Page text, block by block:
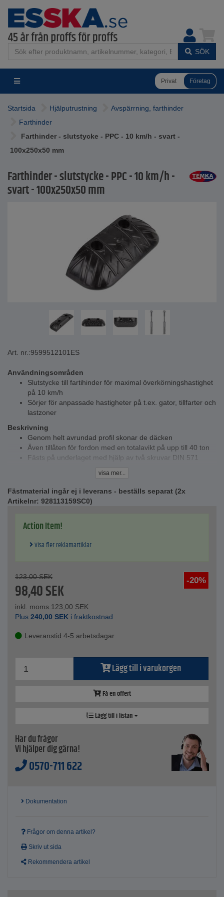
SÖK
Privat Företag
Startsida Hjälputrustning
Avspärrning, farthinder
Farthinder
Farthinder - slutstycke - PPC - 10 km/h - svart -
100x250x50 mm
Farthinder - slutstycke - PPC - 10 km/h -
svart - 100x250x50 mm
Art. nr.:9599512101ES
Användningsområden
Slutstycke till fartihinder för maximal överkörningshastighet
på 10 km/h
Sörjer för anpassade hastigheter på t.ex. gator, tillfarter och
lastzoner
Beskrivning
Genom helt avrundad profil skonar de däcken
Även tillåten för fordon med en totalavikt på upp till 40 ton
Fästs på underlaget med hjälp av två skruvar DIN 571
Genom integrerad ledtapp och anslutningshål kan
slutstycket kopplas samman med en mittdel med samma
överkörningshastighet
Lämplig för hastigheter till 10 km/h
antal mittdelar beroende på önskad längd
Material slutstycke - PP-polykarbonat
Färg - svart
visa mer...
Fästmaterial ingår ej i leverans - beställs separat (2x
Artikelnr: 928113159SC0)
Action Item!
Visa fler reklamartiklar
-20%
123,00 SEK
98,40SEK
inkl. moms.123,00 SEK
Plus 240,00 SEK i fraktkostnad
Leveranstid 4-5 arbetsdagar
Lägg till i varukorgen
Få en offert
Lägg till i listan
Har du frågor
Vi hjälper dig gärna!
0570-711 622
Dokumentation
Frågor om denna artikel?
Skriv ut sida
Rekommendera artikel